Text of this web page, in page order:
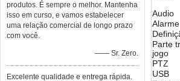
produtos. É sempre o melhor. Mantenha
isso em curso, e vamos estabelecer
uma relação comercial de longo prazo
com você.
—— Sr. Zero.
Excelente qualidade e entrega rápida.
Audio
Alarme
Parte
jogo
PTZ
USB